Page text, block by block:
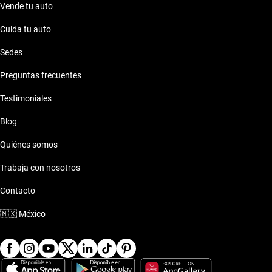
Vende tu auto
Cuida tu auto
Sedes
Preguntas frecuentes
Testimoniales
Blog
Quiénes somos
Trabaja con nosotros
Contacto
🇲🇽 México